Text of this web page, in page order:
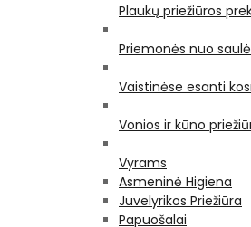
Plaukų priežiūros
Priemonės nuo
Vaistinėse esanti
Vonios ir kūno
Vyrams
Asmeninė Higiena
Juvelyrikos Priežiūra
Papuošalai